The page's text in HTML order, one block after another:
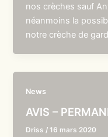
nos crèches sauf
néanmoins la
notre crèche de
News
AVIS –
Driss /16 mars 2020